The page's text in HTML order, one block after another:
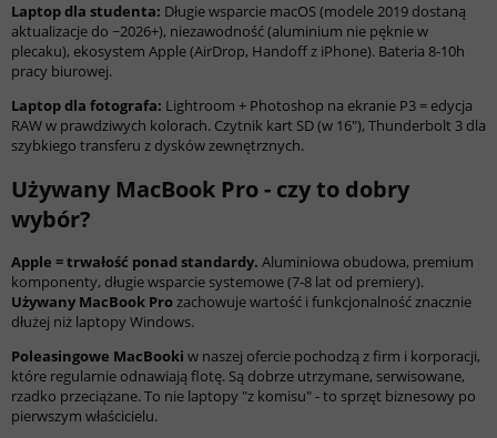
Laptop dla studenta: Długie wsparcie macOS (modele 2019 dostaną
aktualizacje do ~2026+), niezawodność (aluminium nie pęknie w
plecaku), ekosystem Apple (AirDrop, Handoff z iPhone). Bateria 8-10h
pracy biurowej.
Laptop dla fotografa: Lightroom + Photoshop na ekranie P3 = edycja
RAW w prawdziwych kolorach. Czytnik kart SD (w 16"), Thunderbolt 3 dla
szybkiego transferu z dysków zewnętrznych.
Używany MacBook Pro - czy to dobry
wybór?
Apple = trwałość ponad standardy. Aluminiowa obudowa, premium
komponenty, długie wsparcie systemowe (7-8 lat od premiery).
Używany MacBook Prozachowuje wartość i funkcjonalność znacznie
dłużej niż laptopy Windows.
Poleasingowe MacBooki w naszej ofercie pochodzą z firm i korporacji,
które regularnie odnawiają flotę. Są dobrze utrzymane, serwisowane,
rzadko przeciążane. To nie laptopy "z komisu" - to sprzęt biznesowy po
pierwszym właścicielu.